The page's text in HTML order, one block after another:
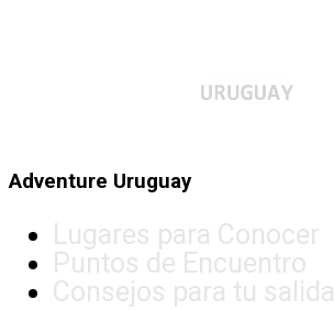
Adventure Uruguay
Lugares para Conocer
Puntos de Encuentro
Consejos para tu salida